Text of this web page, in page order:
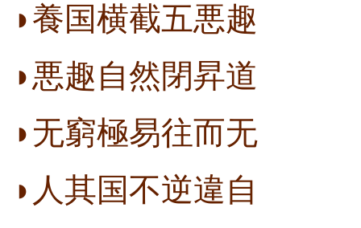
◗養国横截五悪趣
◗悪趣自然閉昇道
◗无窮極易往而无
◗人其国不逆違自